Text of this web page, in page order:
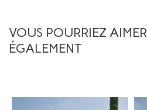
VOUS POURRIEZ AIMER
ÉGALEMENT